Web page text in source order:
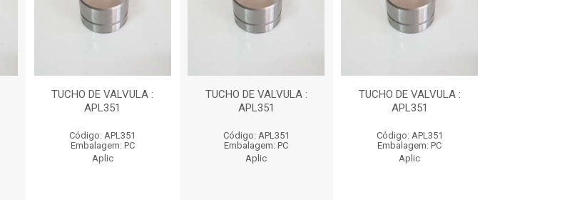
TUCHO DE VALVULA :
APL351
Código: APL351
Embalagem: PC
Aplic
TUCHO DE VALVULA :
APL351
Código: APL351
Embalagem: PC
Aplic
TUCHO DE VALVULA :
APL351
Código: APL351
Embalagem: PC
Aplic